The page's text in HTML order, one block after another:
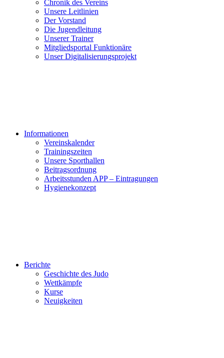
Chronik des Vereins
Unsere Leitlinien
Der Vorstand
Die Jugendleitung
Unserer Trainer
Mitgliedsportal Funktionäre
Unser Digitalisierungsprojekt
Informationen
Vereinskalender
Trainingszeiten
Unsere Sporthallen
Beitragsordnung
Arbeitsstunden APP – Eintragungen
Hygienekonzept
Berichte
Geschichte des Judo
Wettkämpfe
Kurse
Neuigkeiten